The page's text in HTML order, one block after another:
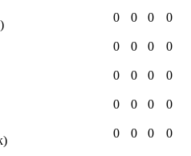
0 0 0 0
0 0 0 0
0 0 0 0
0 0 0 0
0 0 0 0